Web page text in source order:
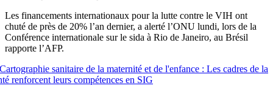
Les financements internationaux pour la lutte contre le VIH ont
chuté de près de 20% l’an dernier, a alerté l’ONU lundi, lors de la
Conférence internationale sur le sida à Rio de Janeiro, au Brésil
rapporte l’AFP.